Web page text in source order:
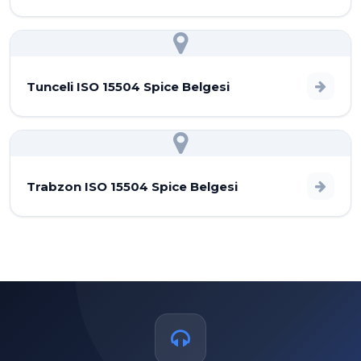
Tunceli ISO 15504 Spice Belgesi
Trabzon ISO 15504 Spice Belgesi